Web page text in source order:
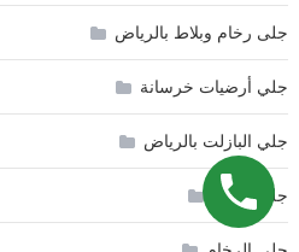
جلى رخام وبلاط بالرياض
جلي أرضيات خرسانة
جلي البازلت بالرياض
جلي البلاط